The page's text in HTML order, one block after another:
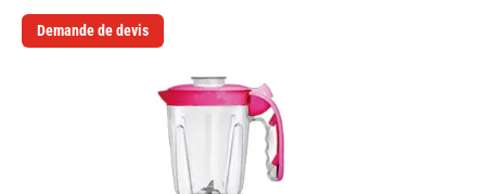
Demande de devis